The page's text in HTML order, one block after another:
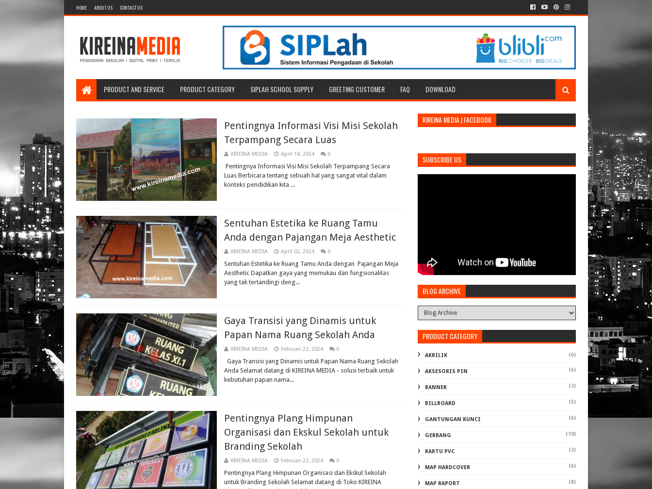
HOME ABOUT US CONTACT US
PRODUCT AND SERVICE PRODUCT CATEGORY SIPLAH SCHOOL SUPPLY GREETING CUSTOMER FAQ DOWNLOAD
Pentingnya Informasi Visi Misi Sekolah
Terpampang Secara Luas
KIREINA MEDIA April 18, 2024 0
Pentingnya Informasi Visi Misi Sekolah Terpampang Secara
Luas Berbicara tentang sebuah hal yang sangat vital dalam
konteks pendidikan kita ...
Sentuhan Estetika ke Ruang Tamu
Anda dengan Pajangan Meja Aesthetic
KIREINA MEDIA April 02, 2024 0
Sentuhan Estetika ke Ruang Tamu Anda dengan Pajangan Meja
Aesthetic Dapatkan gaya yang memukau dan fungsionalitas
yang tak tertandingi deng...
Gaya Transisi yang Dinamis untuk
Papan Nama Ruang Sekolah Anda
KIREINA MEDIA Februari 23, 2024 0
Gaya Transisi yang Dinamis untuk Papan Nama Ruang Sekolah
Anda Selamat datang di KIREINA MEDIA - solusi terbaik untuk
kebutuhan papan nama...
Pentingnya Plang Himpunan
Organisasi dan Ekskul Sekolah untuk
Branding Sekolah
KIREINA MEDIA Februari 23, 2024 0
Pentingnya Plang Himpunan Organisasi dan Ekskul Sekolah
untuk Branding Sekolah Selamat datang di Toko KIREINA
KIREINA MEDIA | FACEBOOK
SUBSCRIBE US
BLOG ARCHIVE
PRODUCT CATEGORY
AKRILIK (6)
AKSESORIS PIN (6)
BANNER (3)
BILLBOARD (5)
GANTUNGAN KUNCI (6)
GERBANG (10)
KARTU PVC (3)
MAP HARDCOVER (6)
MAP RAPORT (8)